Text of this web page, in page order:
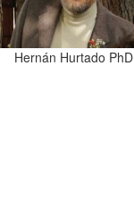
Hernán Hurtado PhD